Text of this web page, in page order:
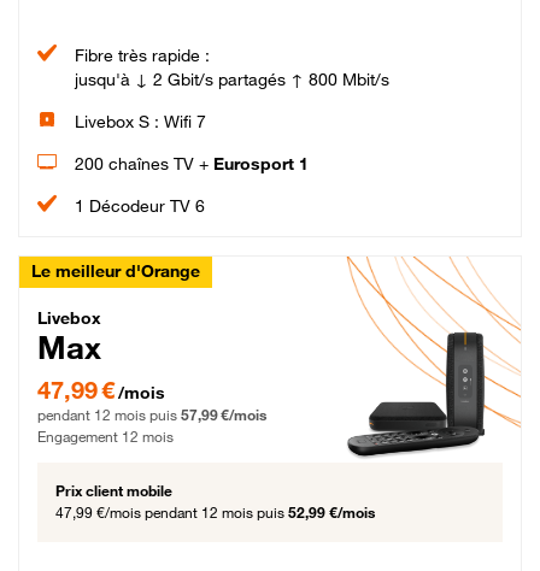
Fibre très rapide :
jusqu'à ↓ 2 Gbit/s partagés ↑ 800 Mbit/s
Livebox S : Wifi 7
200 chaînes TV + Eurosport 1
1 Décodeur TV 6
Le meilleur d'Orange
Livebox Max Fibre
Livebox
Max
47,99 € par mois pendant 12 mois puis 57,99 € par mois, Engagement 12 mois
47,99 €/mois
pendant 12 mois puis 57,99 €/mois
Engagement 12 mois
Prix client mobile
47,99 €/mois pendant 12 mois puis 52,99 €/mois